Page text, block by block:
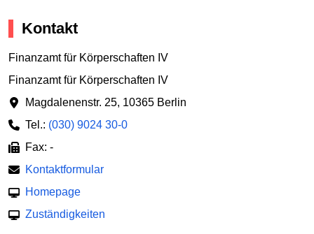
Kontakt
Finanzamt für Körperschaften IV
Finanzamt für Körperschaften IV
Magdalenenstr. 25, 10365 Berlin
Tel.: (030) 9024 30-0
Fax: -
Kontaktformular
Homepage
Zuständigkeiten